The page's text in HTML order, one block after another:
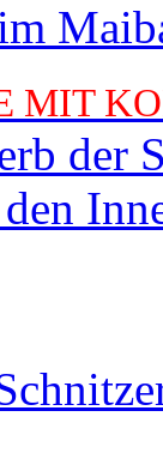
MIT
der